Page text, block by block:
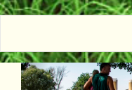
Previous